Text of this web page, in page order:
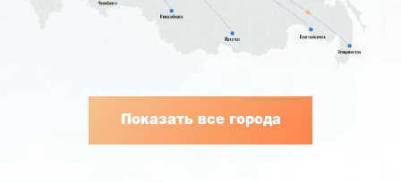
Показать все города